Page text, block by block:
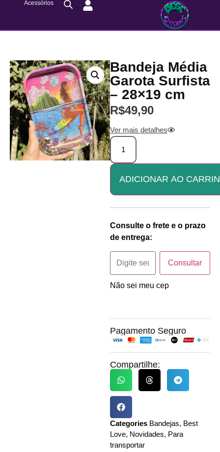
Acessórios
Bandeja Média
Garota Surfista
– 28×19 cm
R$49,90
Pagamento Seguro
Compartilhe:
Categories Bandejas, Best
Love, Novidades, Para
transportar
Ver mais detalhes
ADICIONAR AO
Consulte o frete e o prazo
de entrega:
Consultar
Não sei meu cep